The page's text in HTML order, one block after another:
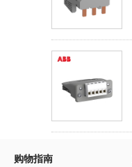
购物指南